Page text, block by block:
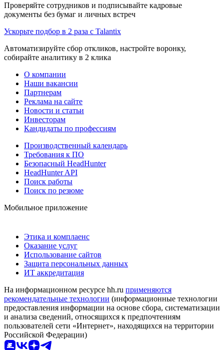
Проверяйте сотрудников и подписывайте кадровые
документы без бумаг и личных встреч
Ускорьте подбор в 2 раза с Talantix
Автоматизируйте сбор откликов, настройте воронку,
собирайте аналитику в 2 клика
О компании
Наши вакансии
Партнерам
Реклама на сайте
Новости и статьи
Инвесторам
Кандидаты по профессиям
Производственный календарь
Требования к ПО
Безопасный HeadHunter
HeadHunter API
Поиск работы
Поиск по резюме
Мобильное приложение
Этика и комплаенс
Оказание услуг
Использование сайтов
Защита персональных данных
ИТ аккредитация
На информационном ресурсе hh.ru применяются
рекомендательные технологии (информационные технологии
предоставления информации на основе сбора, систематизации
и анализа сведений, относящихся к предпочтениям
пользователей сети «Интернет», находящихся на территории
Российской Федерации)